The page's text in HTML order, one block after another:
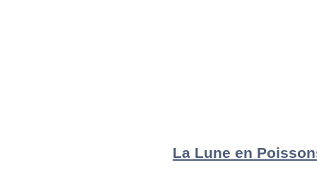
La Lune en